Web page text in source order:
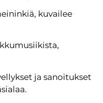
kuvailee
ja sanoitukset